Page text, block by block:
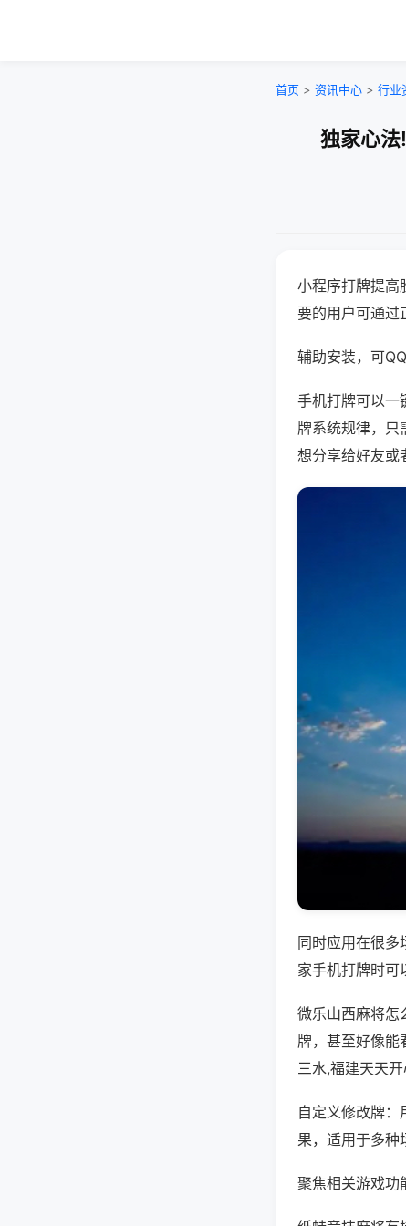
首页 > 资讯中心 > 行业
独家心
小程序打牌提高
要的用户可通过
辅助安装，可
手机打牌可以一
牌系统规律，只
想分享给好友或
同时应用在很多
家手机打牌时可
微乐山西麻将怎
牌，甚至好像能
三水,福建天天
自定义修改牌：
果，适用于多种
聚焦相关游戏功